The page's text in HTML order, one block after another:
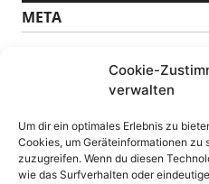
Cookie-
verwalten
Um dir ein optimales Erlebnis zu
Cookies, um Geräteinformationen zu
zuzugreifen. Wenn du diesen
wie das Surfverhalten oder
META
Feed der Einträge
Kommentare-Feed
SEITEN